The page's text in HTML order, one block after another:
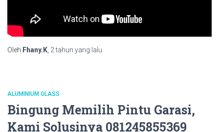
Oleh Fhany.K 2 tahun yang lalu
ALUMINIUM GLASS
Bingung Memilih Pintu Garasi,
Kami Solusinya 081245855369